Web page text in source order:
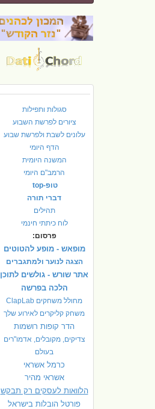
סגולות ותפילות
ציורים לפרשת השבוע
עלונים לשבת ולפרשת שבוע
הדף היומי
המשנה היומית
הרמב"ם היומי
טופ-top
דברי תורה
תהילים
לוח כיתתי חינמי
פרסום:
מופאש - מופע להטוטים
הצגה לנוער ולמתגברים
אתר שורש - גולשים לתוכן
הלכה בפרשה
מחולל משחקים ClapLab
משחק קליקרים לאירוע שלך
הדר קופות רושמות
צדיקים, מקובלים, אדמו"רים
בעולם
כרמל אשראי
אשראי מהיר
הלוואות לעסקים רק תבקש
פורטל הובלות בישראל